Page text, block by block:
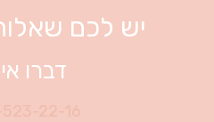
יש לכם
דברו